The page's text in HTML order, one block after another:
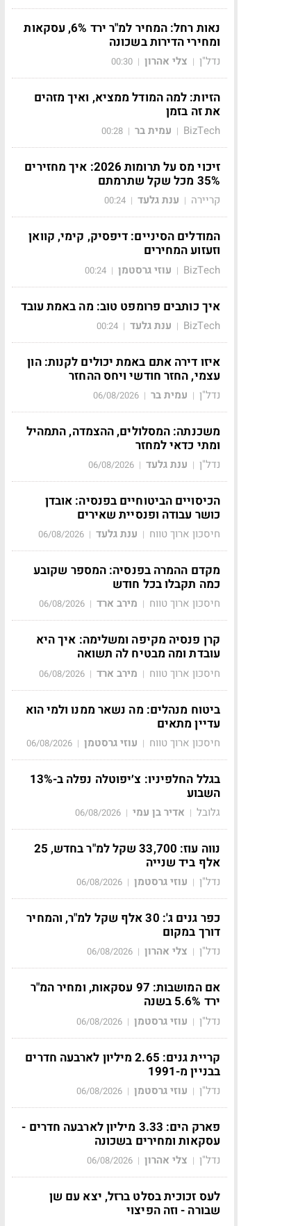
נאות רחל: המחיר למ"ר ירד 6%, עסקאות
ומחירי הדירות בשכונה
נדל"ן | צלי אהרון |
00:30
הזיות: למה המודל ממציא, ואיך מזהים
את זה בזמן
BizTech
| עמית בר |
00:28
זיכוי מס על תרומות 2026: איך מחזירים
35% מכל שקל שתרמתם
קריירה | ענת גלעד |
00:24
המודלים הסיניים: דיפסיק, קימי, קוואן
וזעזוע המחירים
BizTech
| עוזי גרסטמן |
00:24
איך כותבים פרומפט טוב: מה באמת עובד
BizTech
| ענת גלעד |
00:24
איזו דירה אתם באמת יכולים לקנות: הון
עצמי, החזר חודשי ויחס ההחזר
נדל"ן | עמית בר |
06/08/2026
משכנתה: המסלולים, ההצמדה, התמהיל
ומתי כדאי למחזר
נדל"ן | ענת גלעד |
06/08/2026
הכיסויים הביטוחיים בפנסיה: אובדן
כושר עבודה ופנסיית שאירים
חיסכון ארוך טווח | ענת גלעד |
06/08/2026
מקדם ההמרה בפנסיה: המספר שקובע
כמה תקבלו בכל חודש
חיסכון ארוך טווח | מירב ארד |
06/08/2026
קרן פנסיה מקיפה ומשלימה: איך היא
עובדת ומה מבטיח לה תשואה
חיסכון ארוך טווח | מירב ארד |
06/08/2026
ביטוח מנהלים: מה נשאר ממנו ולמי הוא
עדיין מתאים
חיסכון ארוך טווח | עוזי גרסטמן |
06/08/2026
בגלל החלפיניו: צ׳יפוטלה נפלה ב-13%
השבוע
גלובל | אדיר בן עמי |
06/08/2026
נווה עוז: 33,700 שקל למ"ר בחדש, 25
אלף ביד שנייה
נדל"ן | עוזי גרסטמן |
06/08/2026
כפר גנים ג': 30 אלף שקל למ"ר, והמחיר
דורך במקום
נדל"ן | צלי אהרון |
06/08/2026
אם המושבות: 97 עסקאות, ומחיר המ"ר
ירד 5.6% בשנה
נדל"ן | עוזי גרסטמן |
06/08/2026
קריית גנים: 2.65 מיליון לארבעה חדרים
בבניין מ-1991
נדל"ן | עוזי גרסטמן |
06/08/2026
פארק הים: 3.33 מיליון לארבעה חדרים -
עסקאות ומחירים בשכונה
נדל"ן | צלי אהרון |
06/08/2026
לעס זכוכית בסלט ברזל, יצא עם שן
שבורה - וזה הפיצוי